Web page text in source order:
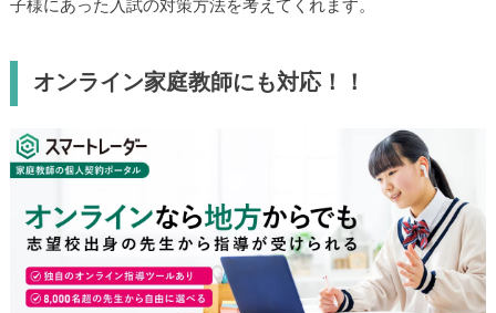
子様にあった入試の対策方法を考えてくれます。
オンライン家庭教師にも対応！！